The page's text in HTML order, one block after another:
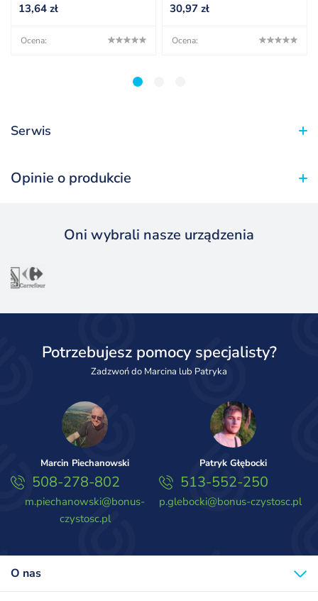
13,64 zł
Ocena:
30,97 zł
Ocena:
1
Serwis
Opinie o produkcie
Oni wybrali nasze urządzenia
Potrzebujesz pomocy specjalisty?
Zadzwoń do Marcina lub Patryka
Marcin Piechanowski
508-278-802
m.piechanowski@bonus-
czystosc.pl
Patryk Głębocki
513-552-250
p.glebocki@bonus-czystosc.pl
O nas